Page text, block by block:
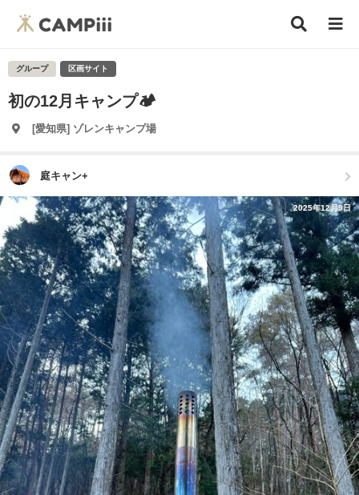
グループ 区画サイト
初の12月キャンプ🏕️
[愛知県] ゾレンキャンプ場
庭キャン+
2025年12月9日